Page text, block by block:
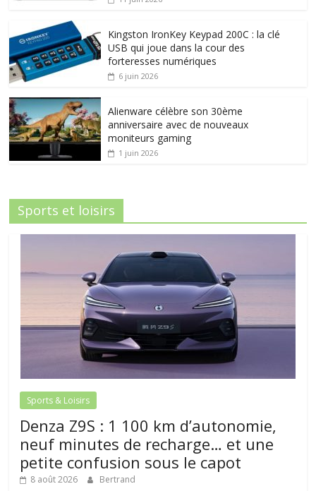
Kingston IronKey Keypad 200C : la clé
USB qui joue dans la cour des
forteresses numériques
6 juin 2026
Alienware célèbre son 30ème
anniversaire avec de nouveaux
moniteurs gaming
1 juin 2026
Sports et loisirs
Sports & Loisirs
Denza Z9S : 1 100 km d’autonomie,
neuf minutes de recharge… et une
petite confusion sous le capot
8 août 2026 Bertrand